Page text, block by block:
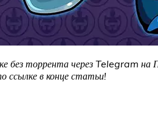
без торрента через Telegram на
ссылке в конце статьи!